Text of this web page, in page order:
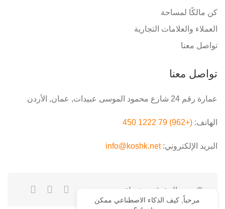
كن مالكًا لمساحة
العملاء والعلامات التجارية
تواصل معنا
تواصل معنا
عمارة رقم 24 شارع محمود الموسى عبيدات, عمان, الأردن
الهاتف: (+962) 79 1222 450
البريد الإلكتروني:info@koshk.net
© جميع الحقوق محفوظة.
مرحباً, كيف الذكاء الاصطناعي ممكن